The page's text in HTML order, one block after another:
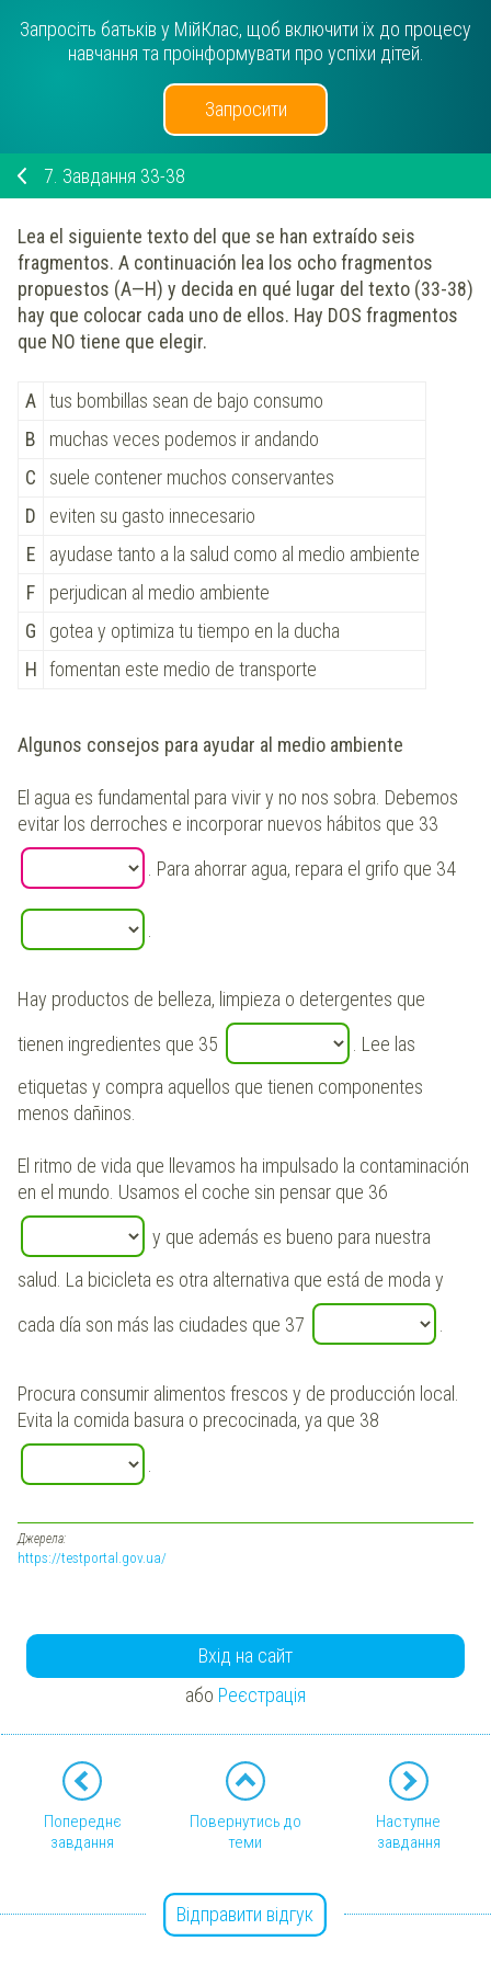
Запросіть батьків у МійКлас, щоб включити їх до процесу
навчання та проінформувати про успіхи дітей.
Запросити
7. Завдання 33-38
Lea el siguiente texto del que se han extraído seis
fragmentos. A continuación lea los ocho fragmentos
propuestos (A—H) y decida en qué lugar del texto (33-38)
hay que colocar cada uno de ellos. Hay DOS fragmentos
que NO tiene que elegir.
A tus bombillas sean de bajo consumo
B
muchas veces podemos ir andando
C
suele contener muchos conservantes
D
eviten su gasto innecesario
E
ayudase tanto a la salud como al medio ambiente
F
perjudican al medio ambiente
G
gotea y optimiza tu tiempo en la ducha
H fomentan este medio de transporte
Algunos consejos para ayudar al medio ambiente
El agua es fundamental para vivir y no nos sobra. Debemos
evitar los derroches e incorporar nuevos hábitos que 33
. Para ahorrar agua, repara el grifo que 34
Hay productos de belleza, limpieza o detergentes que
tienen ingredientes que 35
. Lee las
etiquetas y compra aquellos que tienen componentes
menos dañinos.
El ritmo de vida que llevamos ha impulsado la contaminación
en el mundo. Usamos el coche sin pensar que 36
y que además es bueno para nuestra
salud. La bicicleta es otra alternativa que está de moda y
cada día son más las ciudades que 37
Procura consumir alimentos frescos y de producción local.
Evita la comida basura o precocinada, ya que 38
Джерела:
https://testportal.gov.ua/
Вхід на сайт
або Реєстрація
Попереднє
завдання
Повернутись до
теми
Наступне
завдання
Відправити відгук